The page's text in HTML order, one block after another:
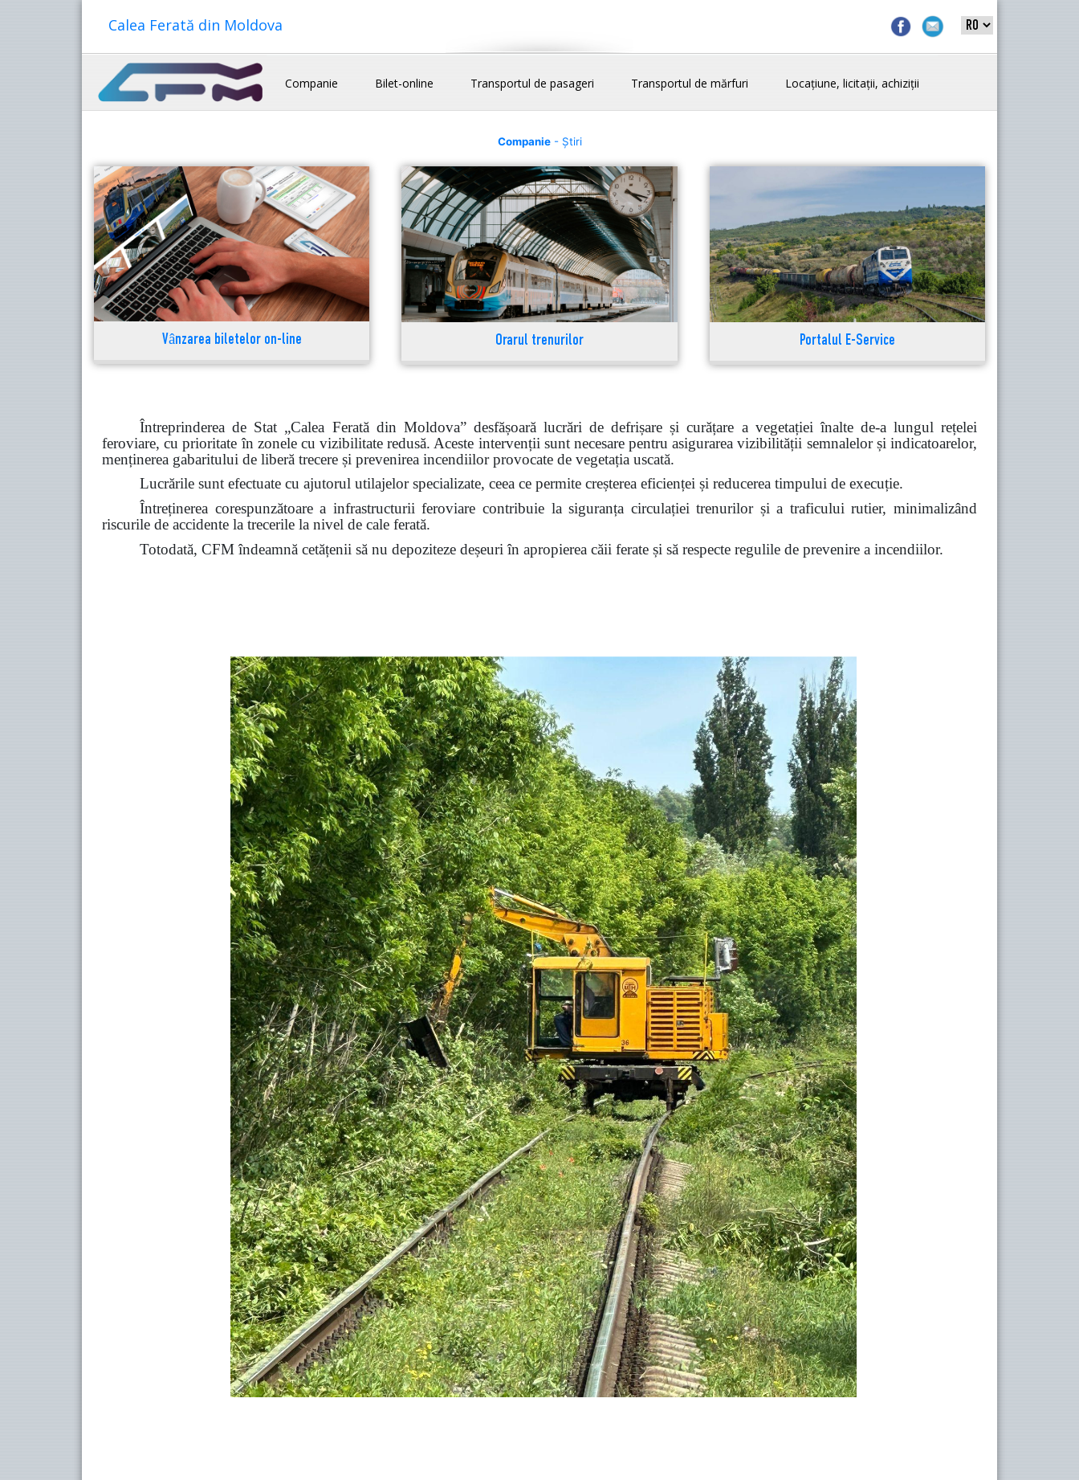
Calea Ferată din Moldova
Companie Bilet-online Transportul de pasageri Transportul de mărfuri Locațiune, licitații, achiziții
Companie- Știri
Vânzarea biletelor on-line Orarul trenurilor Portalul E-Service
Întreprinderea de Stat „Calea Ferată din Moldova” desfășoară lucrări de defrișare și curățare a vegetației înalte de-a lungul rețelei
feroviare, cu prioritate în zonele cu vizibilitate redusă. Aceste intervenții sunt necesare pentru asigurarea vizibilității semnalelor și indicatoarelor,
menținerea gabaritului de liberă trecere și prevenirea incendiilor provocate de vegetația uscată.
Lucrările sunt efectuate cu ajutorul utilajelor specializate, ceea ce permite creșterea eficienței și reducerea timpului de execuție.
Întreținerea corespunzătoare a infrastructurii feroviare contribuie la siguranța circulației trenurilor și a traficului rutier, minimalizând
riscurile de accidente la trecerile la nivel de cale ferată.
Totodată, CFM îndeamnă cetățenii să nu depoziteze deșeuri în apropierea căii ferate și să respecte regulile de prevenire a incendiilor.